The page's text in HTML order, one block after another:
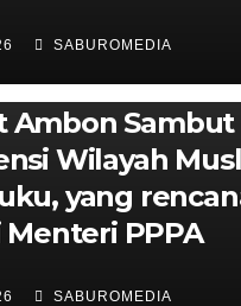
SABUROMEDIA
JURNALISME AKTIVIS
Ambon Sambut
Wilayah
yang
PPPA
SABUROMEDIA